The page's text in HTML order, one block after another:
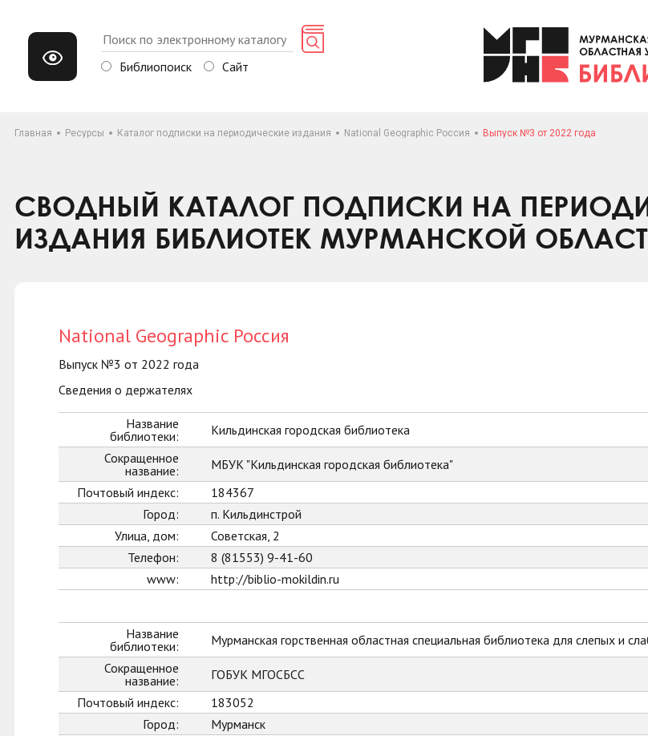
Библиопоиск Сайт
Главная Ресурсы Каталог подписки на периодические издания National Geographic Россия Выпуск №3 от 2022 года
СВОДНЫЙ КАТАЛОГ ПОДПИСКИ НА
ИЗДАНИЯ БИБЛИОТЕК МУРМАНСКОЙ
National Geographic Россия
Выпуск №3 от 2022 года
Сведения о держателях
Название
библиотеки:
Кильдинская городская библиотека
Сокращенное
название:
МБУК "Кильдинская городская библиотека"
Почтовый индекс:
184367
Город:
п. Кильдинстрой
Улица, дом:
Советская, 2
Телефон:
8 (81553) 9-41-60
www:
http://biblio-mokildin.ru
Название
библиотеки:
Мурманская горственная областная специальная библиотека для слепых и
Сокращенное
название:
ГОБУК МГОСБСС
Почтовый индекс:
183052
Город:
Мурманск